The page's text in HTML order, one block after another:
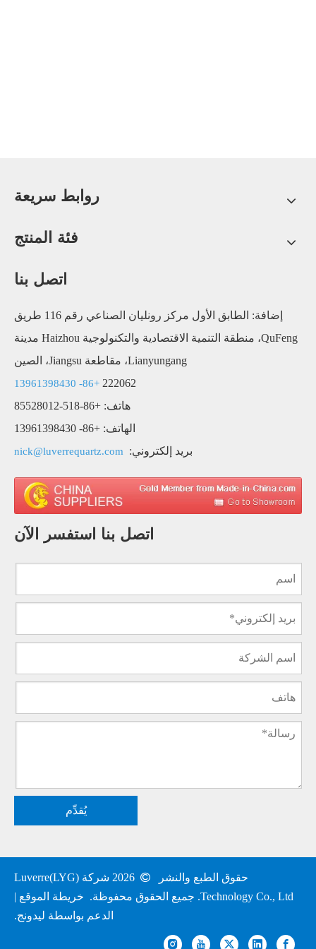
روابط سريعة
فئة المنتج
اتصل بنا
إضافة: الطابق الأول مركز رونليان الصناعي رقم 116 طريق
QuFeng، منطقة التنمية الاقتصادية والتكنولوجية Haizhou مدينة
Lianyungang، مقاطعة Jiangsu، الصين
222062
+86- 13961398430
هاتف: +86-518-85528012
الهاتف: +86- 13961398430
بريد إلكتروني: nick@luverrequartz.com
اتصل بنا استفسر الآن
يُقدِّم
حقوق الطبع والنشر 
2026
شركة Luverre(LYG)
Technology Co., Ltd. جميع الحقوق محفوظة.
خريطة الموقع |
الدعم بواسطة ليدونج.